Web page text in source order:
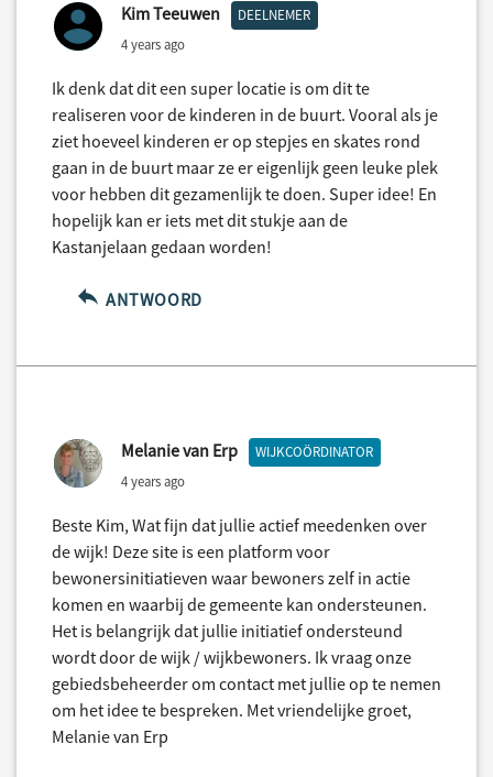
Kim Teeuwen DEELNEMER
4 years ago
Ik denk dat dit een super locatie is om dit te
realiseren voor de kinderen in de buurt. Vooral als je
ziet hoeveel kinderen er op stepjes en skates rond
gaan in de buurt maar ze er eigenlijk geen leuke plek
voor hebben dit gezamenlijk te doen. Super idee! En
hopelijk kan er iets met dit stukje aan de
Kastanjelaan gedaan worden!
ANTWOORD
Melanie van Erp WIJKCOÖRDINATOR
4 years ago
Beste Kim, Wat fijn dat jullie actief meedenken over
de wijk! Deze site is een platform voor
bewonersinitiatieven waar bewoners zelf in actie
komen en waarbij de gemeente kan ondersteunen.
Het is belangrijk dat jullie initiatief ondersteund
wordt door de wijk / wijkbewoners. Ik vraag onze
gebiedsbeheerder om contact met jullie op te nemen
om het idee te bespreken. Met vriendelijke groet,
Melanie van Erp